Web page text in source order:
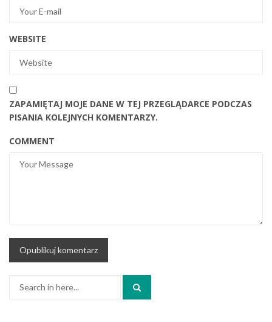
WEBSITE
ZAPAMIĘTAJ MOJE DANE W TEJ PRZEGLĄDARCE PODCZAS
PISANIA KOLEJNYCH KOMENTARZY.
COMMENT